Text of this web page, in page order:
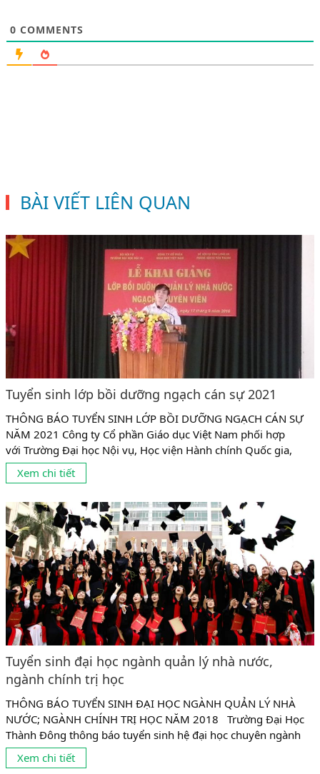
0 COMMENTS
BÀI VIẾT LIÊN QUAN
Tuyển sinh lớp bồi dưỡng ngạch cán sự 2021
THÔNG BÁO TUYỂN SINH LỚP BỒI DƯỠNG NGẠCH CÁN SỰ
NĂM 2021 Công ty Cổ phần Giáo dục Việt Nam phối hợp
với Trường Đại học Nội vụ, Học viện Hành chính Quốc gia,
Trường cán bộ quản lý văn hóa thể thao và du lịch tổ chức
chiêu sinh Lớp Bồi dưỡng ngạch cán sự như sau: 1. Đối tượng
Xem chi tiết
Tuyển sinh đại học ngành quản lý nhà nước,
ngành chính trị học
THÔNG BÁO TUYỂN SINH ĐẠI HỌC NGÀNH QUẢN LÝ NHÀ
NƯỚC; NGÀNH CHÍNH TRỊ HỌC NĂM 2018 Trường Đại Học
Thành Đông thông báo tuyển sinh hệ đại học chuyên ngành
Quản Lý nhà nước và ngành Chính trị học năm học 2017 -
2018, cụ thể như sau : Đối tượng tuyển sinh: Học sinh tốt
Xem chi tiết